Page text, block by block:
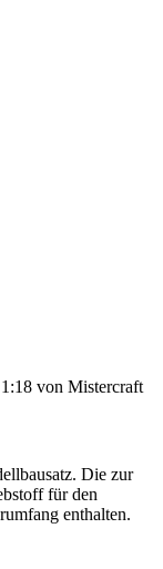
von Mistercraft
Die zur
für den
enthalten.